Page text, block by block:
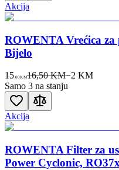
Akcija
ROWENTA Vrećica
Bijelo
15 00KM16,50 KM−2 KM
Samo 3 na stanju
Akcija
ROWENTA Filter za
Power Cyclonic,